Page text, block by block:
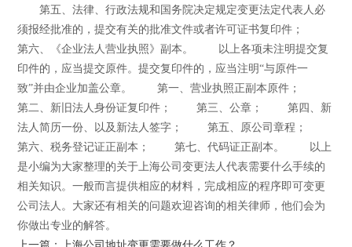
第五、法律、行政法规和国务院决定规定变更法定代表人必
须报经批准的，提交有关的批准文件或者许可证书复印件；
第六、《企业法人营业执照》副本。 以上各项未注明提交复
印件的，应当提交原件。提交复印件的，应当注明“与原件一
致”并由企业加盖公章。 第一、营业执照正副本原件；
第二、新旧法人身份证复印件； 第三、公章； 第四、新
法人简历一份、以及新法人签字； 第五、原公司章程；
第六、税务登记证正副本； 第七、代码证正副本。 以上
是小编为大家整理的关于上海公司变更法人代表需要什么手续的
相关知识。一般而言提供相应的材料，完成相应的程序即可变更
公司法人。大家还有相关的问题欢迎咨询的相关律师，他们会为
你做出专业的解答。